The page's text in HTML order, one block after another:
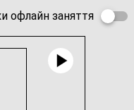
офлайн заняття